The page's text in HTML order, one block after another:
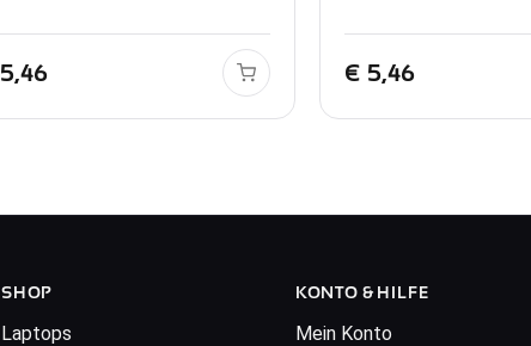
5,46 € 5,46
SHOP
Laptops
KONTO & HILFE
Mein Konto